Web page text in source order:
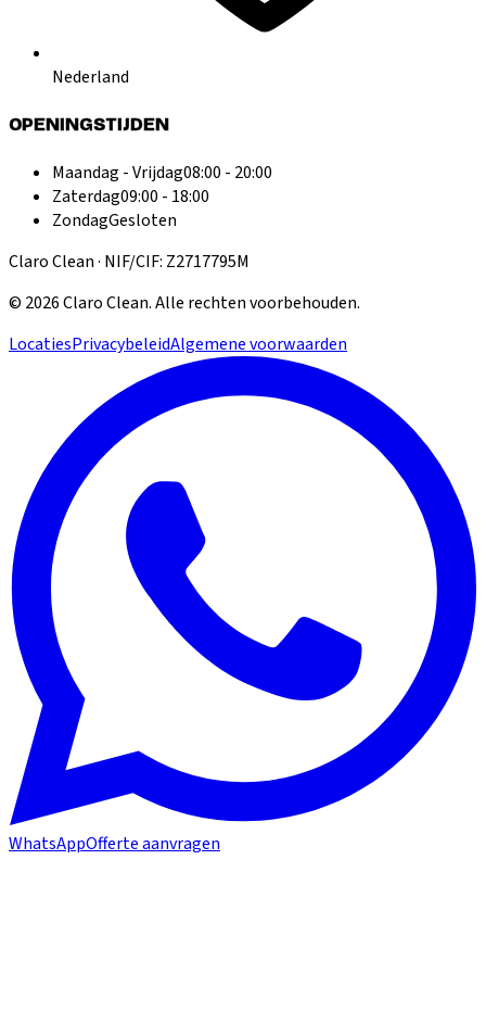
Nederland
OPENINGSTIJDEN
Maandag - Vrijdag08:00 - 20:00
Zaterdag09:00 - 18:00
ZondagGesloten
Claro Clean · NIF/CIF: Z2717795M
© 2026Claro Clean.Alle rechten voorbehouden.
LocatiesPrivacybeleidAlgemene voorwaarden
WhatsAppOfferte aanvragen